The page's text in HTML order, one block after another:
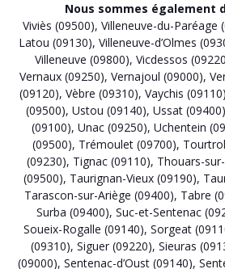
Nous sommes également
Viviès (09500), Villeneuve-du-Paréage
Latou (09130), Villeneuve-d’Olmes
Villeneuve (09800), Vicdessos
Vernaux (09250), Vernajoul (09000),
(09120), Vèbre (09310), Vaychis (09110)
(09500), Ustou (09140), Ussat (09400)
(09100), Unac (09250), Uchentein
(09500), Trémoulet (09700),
(09230), Tignac (09110), Thouars-
(09500), Taurignan-Vieux (09190),
Tarascon-sur-Ariège (09400), Tabre
Surba (09400), Suc-et-Sentenac
Soueix-Rogalle (09140), Sorgeat
(09310), Siguer (09220), Sieuras
(09000), Sentenac-d’Oust (09140),